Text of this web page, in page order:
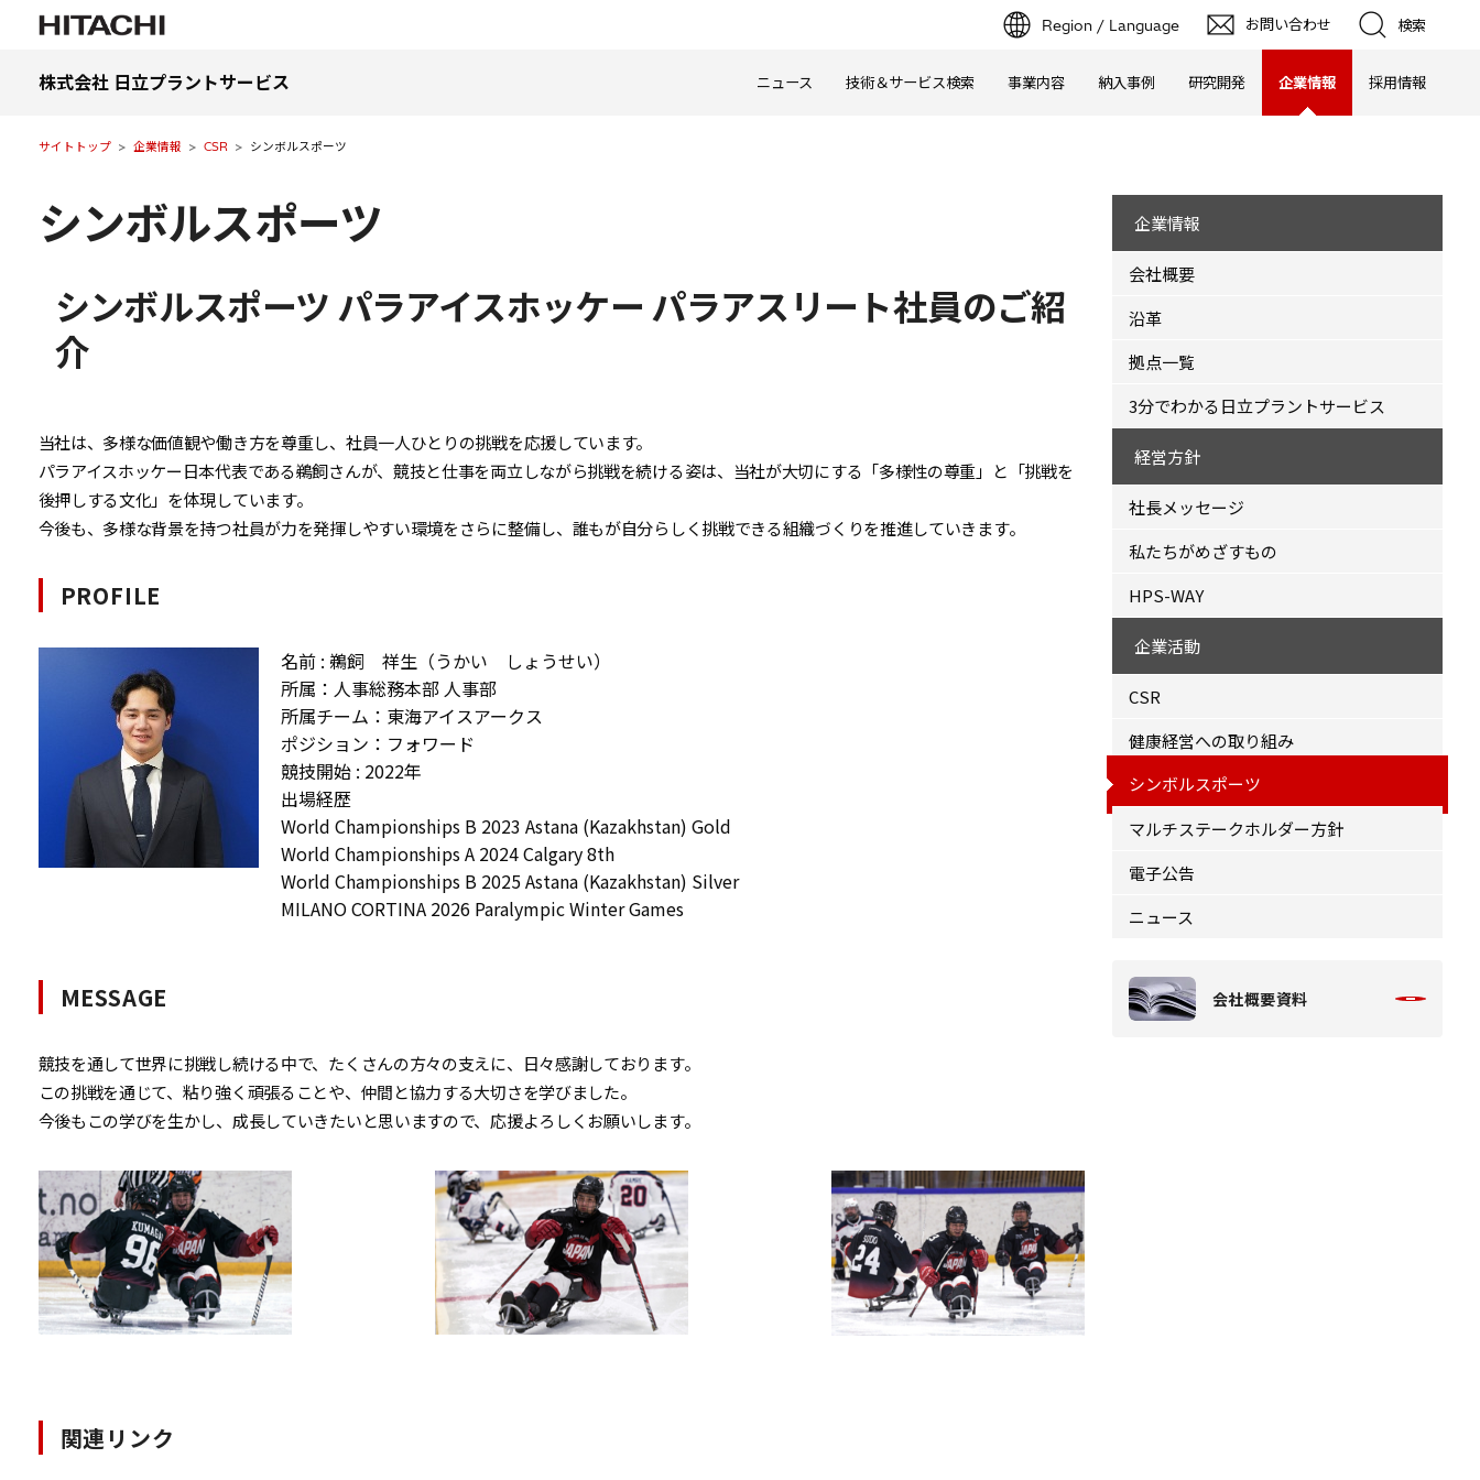
Region / Language お問い合わせ 検索
株式会社 日立プラントサービス ニュース 技術＆サービス検索 事業内容 納入事例 研究開発 企業情報 採用情報
サイトトップ 企業情報 CSR シンボルスポーツ
シンボルスポーツ
シンボルスポーツ パラアイスホッケー パラアスリート社員のご紹
介
当社は、多様な価値観や働き方を尊重し、社員一人ひとりの挑戦を応援しています。
パラアイスホッケー日本代表である鵜飼さんが、競技と仕事を両立しながら挑戦を続ける姿は、当社が大切にする「多様性の尊重」と「挑戦を
後押しする文化」を体現しています。
今後も、多様な背景を持つ社員が力を発揮しやすい環境をさらに整備し、誰もが自分らしく挑戦できる組織づくりを推進していきます。
PROFILE
名前 : 鵜飼 祥生（うかい しょうせい）
所属：人事総務本部 人事部
所属チーム：東海アイスアークス
ポジション：フォワード
競技開始 : 2022年
出場経歴
World Championships B 2023 Astana (Kazakhstan) Gold
World Championships A 2024 Calgary 8th
World Championships B 2025 Astana (Kazakhstan) Silver
MILANO CORTINA 2026 Paralympic Winter Games
MESSAGE
競技を通して世界に挑戦し続ける中で、たくさんの方々の支えに、日々感謝しております。
この挑戦を通じて、粘り強く頑張ることや、仲間と協力する大切さを学びました。
今後もこの学びを生かし、成長していきたいと思いますので、応援よろしくお願いします。
関連リンク
企業情報
会社概要
沿革
拠点一覧
3分でわかる日立プラントサービス
経営方針
社長メッセージ
私たちがめざすもの
HPS-WAY
企業活動
CSR
健康経営への取り組み
シンボルスポーツ
マルチステークホルダー方針
電子公告
ニュース
会社概要資料